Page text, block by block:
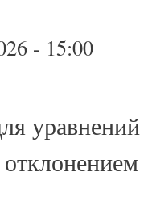
- 15:00